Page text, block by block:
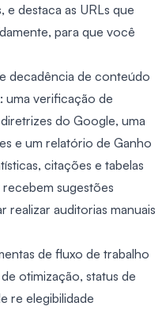
e destaca as URLs que
para que você
decadência de conteúdo
uma verificação de
do Google, uma
e um relatório de Ganho
citações e tabelas
sugestões
realizar auditorias manuais
de fluxo de trabalho
otimização, status de
re elegibilidade